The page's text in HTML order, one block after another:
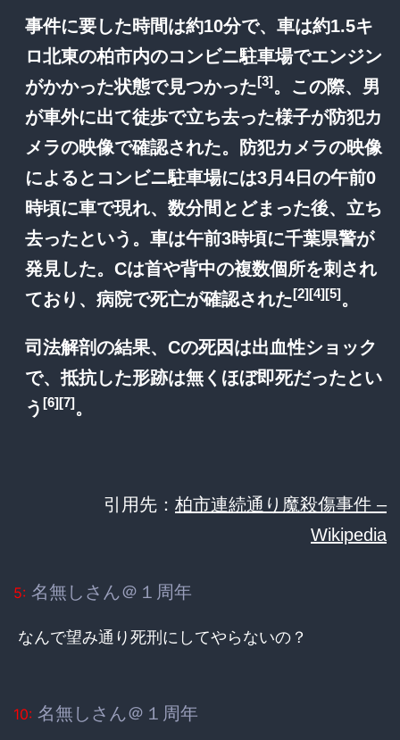
事件に要した時間は約10分で、車は約1.5キ
ロ北東の柏市内のコンビニ駐車場でエンジン
がかかった状態で見つかった[3]。この際、男
が車外に出て徒歩で立ち去った様子が防犯カ
メラの映像で確認された。防犯カメラの映像
によるとコンビニ駐車場には3月4日の午前0
時頃に車で現れ、数分間とどまった後、立ち
去ったという。車は午前3時頃に千葉県警が
発見した。Cは首や背中の複数個所を刺され
ており、病院で死亡が確認された[2][4][5]。
司法解剖の結果、Cの死因は出血性ショック
で、抵抗した形跡は無くほぼ即死だったとい
う [6][7]。
引用先： 柏市連続通り魔殺傷事件 –
Wikipedia
5: 名無しさん＠１周年
なんで望み通り死刑にしてやらないの？
10: 名無しさん＠１周年